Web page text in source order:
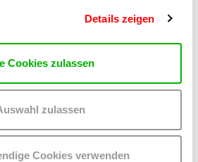
Details zeigen
Cookies zulassen
zulassen
Cookies verwenden
WUK.